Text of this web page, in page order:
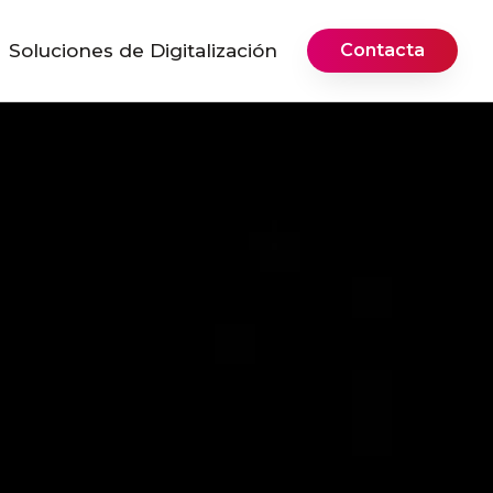
Soluciones de Digitalización Contacta